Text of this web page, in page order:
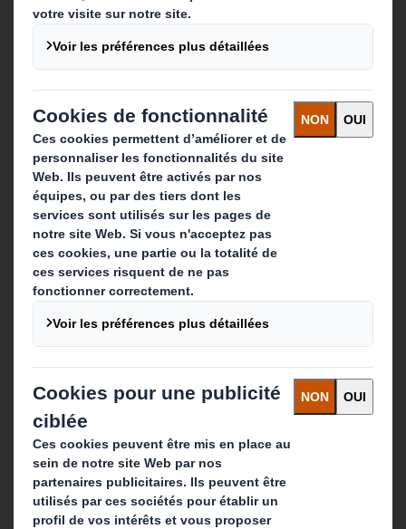
Qui sommes-nous ?
A propos
Investisseurs
Développement durable
Actualité
Carrière
Que faisons-nous ?
Produits de papier
Services de recyclage
Contact